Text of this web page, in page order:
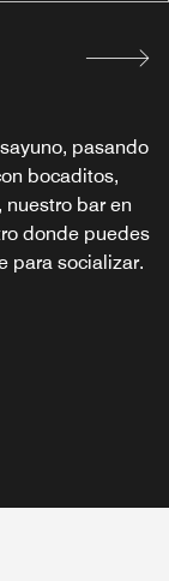
pasando
bocaditos,
nuestro bar en
donde puedes
para socializar.
las 24
Tenemos algo
en Londres:
aperitivos
a viajeros de